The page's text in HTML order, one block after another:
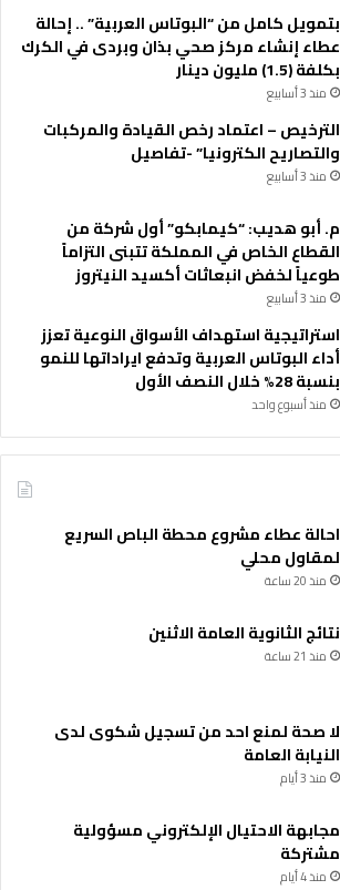
بتمويل كامل من “البوتاس العربية” .. إحالة
عطاء إنشاء مركز صحي بذان وبردى في الكرك
بكلفة (1.5) مليون دينار
منذ 3 أسابيع
الترخيص – اعتماد رخص القيادة والمركبات
والتصاريح الكترونيا” -تفاصيل
منذ 3 أسابيع
م. أبو هديب: “كيمابكو” أول شركة من
القطاع الخاص في المملكة تتبنى التزاماً
طوعياً لخفض انبعاثات أكسيد النيتروز
منذ 3 أسابيع
استراتيجية استهداف الأسواق النوعية تعزز
أداء البوتاس العربية وتدفع ايراداتها للنمو
بنسبة 28% خلال النصف الأول
منذ أسبوع واحد
احالة عطاء مشروع محطة الباص السريع
لمقاول محلي
منذ 20 ساعة
نتائج الثانوية العامة الاثنين
منذ 21 ساعة
لا صحة لمنع احد من تسجيل شكوى لدى
النيابة العامة
منذ 3 أيام
مجابهة الاحتيال الإلكتروني مسؤولية
مشتركة
منذ 4 أيام